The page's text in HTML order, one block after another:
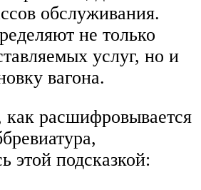
обслуживания.
не только
услуг, но и
вагона.
расшифровывается
этой подсказкой: